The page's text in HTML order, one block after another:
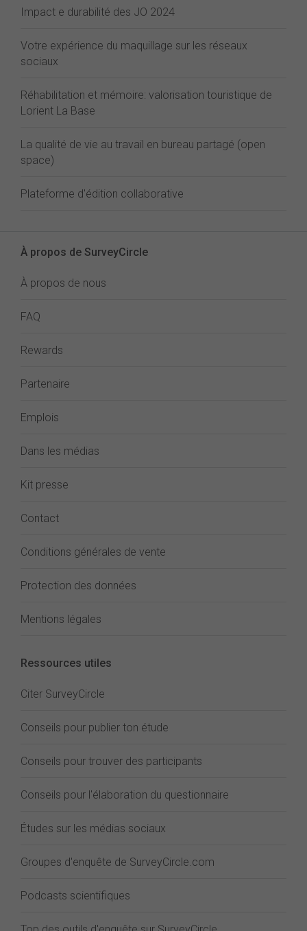
Impact e durabilité des JO 2024
Votre expérience du maquillage sur les réseaux
sociaux
Réhabilitation et mémoire: valorisation touristique de
Lorient La Base
La qualité de vie au travail en bureau partagé (open
space)
Plateforme d'édition collaborative
À propos de SurveyCircle
À propos de nous
FAQ
Rewards
Partenaire
Emplois
Dans les médias
Kit presse
Contact
Conditions générales de vente
Protection des données
Mentions légales
Ressources utiles
Citer SurveyCircle
Conseils pour publier ton étude
Conseils pour trouver des participants
Conseils pour l'élaboration du questionnaire
Études sur les médias sociaux
Groupes d'enquête de SurveyCircle.com
Podcasts scientifiques